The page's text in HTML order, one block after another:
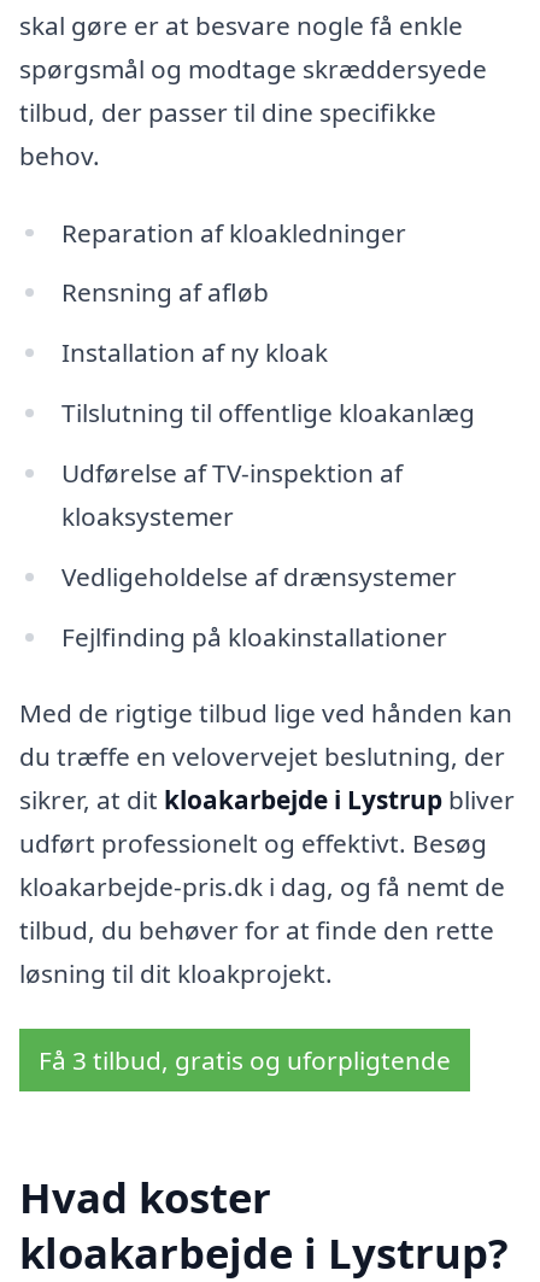
skal gøre er at besvare nogle få enkle
spørgsmål og modtage skræddersyede
tilbud, der passer til dine specifikke
behov.
Reparation af kloakledninger
Rensning af afløb
Installation af ny kloak
Tilslutning til offentlige kloakanlæg
Udførelse af TV-inspektion af
kloaksystemer
Vedligeholdelse af drænsystemer
Fejlfinding på kloakinstallationer
Med de rigtige tilbud lige ved hånden kan
du træffe en velovervejet beslutning, der
sikrer, at dit kloakarbejde i Lystrup bliver
udført professionelt og effektivt. Besøg
kloakarbejde-pris.dk i dag, og få nemt de
tilbud, du behøver for at finde den rette
løsning til dit kloakprojekt.
Få 3 tilbud, gratis og uforpligtende
Hvad koster
kloakarbejde i Lystrup?